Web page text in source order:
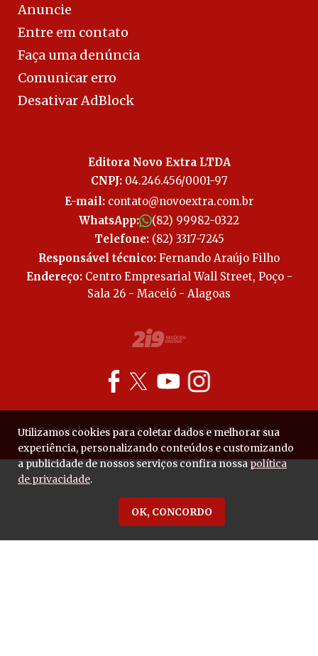
Anuncie
Entre em contato
Faça uma denúncia
Comunicar erro
Desativar AdBlock
Editora Novo Extra LTDA
CNPJ:04.246.456/0001-97
E-mail: contato@novoextra.com.br
WhatsApp:
(82) 99982-0322
Telefone:(82) 3317-7245
Responsável técnico: Fernando Araújo Filho
Endereço:Centro Empresarial Wall Street, Poço -
Sala 26 - Maceió - Alagoas
Copyright © 2026 - Todos os direitos reservados.
Utilizamos cookies para coletar dados e melhorar sua
experiência, personalizando conteúdos e customizando
a publicidade de nossos serviços confira nossapolítica
de privacidade.
OK, CONCORDO